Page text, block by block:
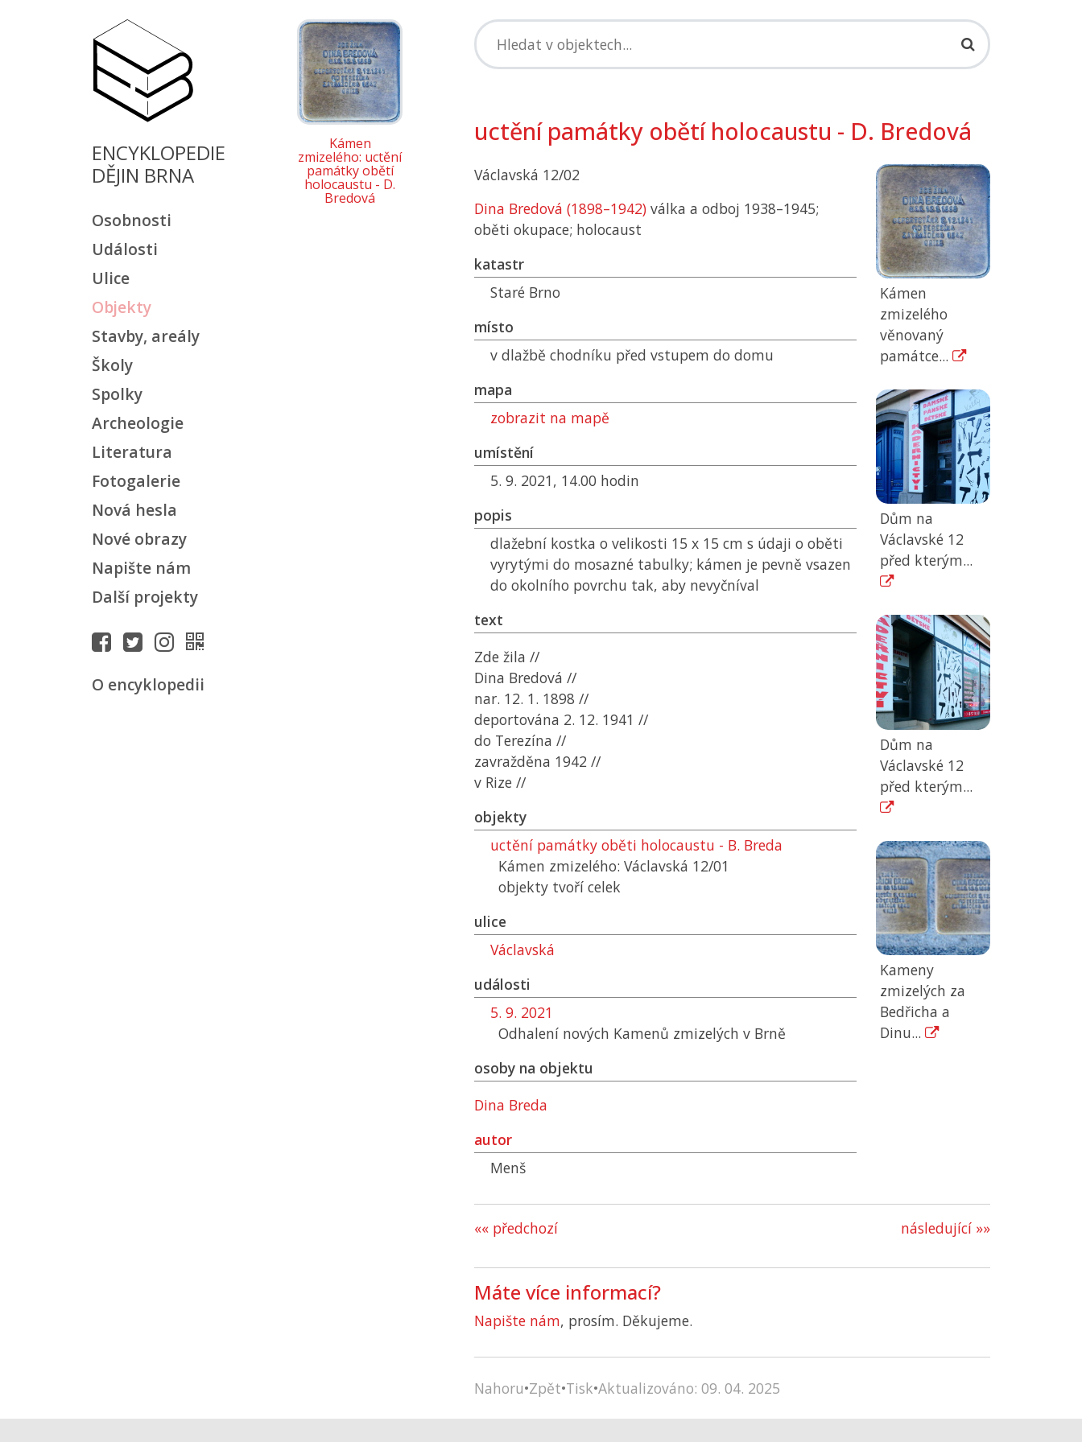
ENCYKLOPEDIE
DĚJIN BRNA
Osobnosti
Události
Ulice
Objekty
Stavby, areály
Školy
Spolky
Archeologie
Literatura
Fotogalerie
Nová hesla
Nové obrazy
Napište nám
Další projekty
O encyklopedii
Kámen
zmizelého: uctění
památky obětí
holocaustu - D.
Bredová
uctění památky obětí holocaustu - D. Bredová
Václavská 12/02
Dina Bredová (1898–1942) válka a odboj 1938–1945;
oběti okupace; holocaust
katastr
Staré Brno
místo
v dlažbě chodníku před vstupem do domu
mapa
zobrazit na mapě
umístění
5. 9. 2021, 14.00 hodin
popis
dlažební kostka o velikosti 15 x 15 cm s údaji o oběti
vyrytými do mosazné tabulky; kámen je pevně vsazen
do okolního povrchu tak, aby nevyčníval
text
Zde žila //
Dina Bredová //
nar. 12. 1. 1898 //
deportována 2. 12. 1941 //
do Terezína //
zavražděna 1942 //
v Rize //
objekty
uctění památky oběti holocaustu - B. Breda
Kámen zmizelého: Václavská 12/01
objekty tvoří celek
ulice
Václavská
události
5. 9. 2021
Odhalení nových Kamenů zmizelých v Brně
osoby na objektu
Dina Breda
autor
Menš
Kámen
zmizelého
věnovaný
památce...
Dům na
Václavské 12
před kterým...
Dům na
Václavské 12
před kterým...
Kameny
zmizelých za
Bedřicha a
Dinu...
«« předchozí následující »»
Máte více informací?
Napište nám, prosím. Děkujeme.
Nahoru•Zpět•Tisk•Aktualizováno: 09. 04. 2025